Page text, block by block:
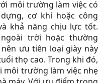
môi trường làm việc có
cơ khí hoặc công
khả năng chịu lực tốt.
trời hoặc thường
ưu tiên loại giày này
thọ cao. Trong khi đó,
môi trường làm việc nhẹ